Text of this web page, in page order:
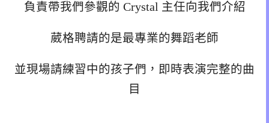
負責帶我們參觀的 Crystal 主任向我們介紹
葳格聘請的是最專業的舞蹈老師
並現場請練習中的孩子們，即時表演完整的曲
目